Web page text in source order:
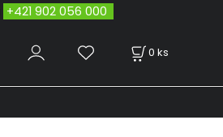
+421 902 056 000
0 ks